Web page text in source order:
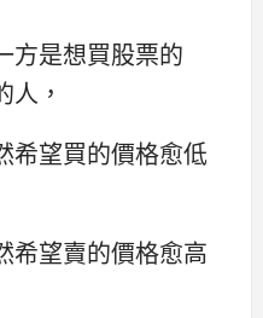
方是想買股票的
，
希望買的價格愈低
希望賣的價格愈高